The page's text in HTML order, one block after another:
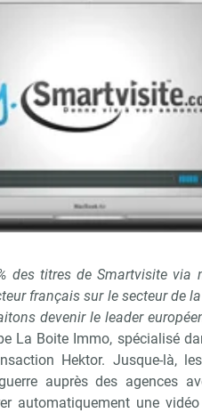
des titres de Smartvisite via
français sur le secteur de
devenir le leader
La Boite Immo, spécialisé
Hektor. Jusque-là,
auprès des agences
automatiquement une